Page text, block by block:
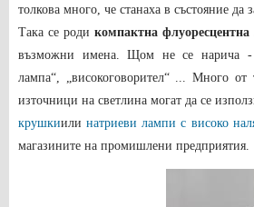
толкова много, че станаха в състояние
Така се родикомпактна
възможни имена. Щом не се нарича -
лампа“, „високоговорител“ ... Много
източници на светлина могат да се
крушкиилинатриеви лампи с високо
магазините на промишлени предприятия.